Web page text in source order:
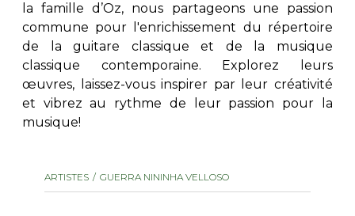
PARTITIONS POUR AUTRES
INSTRUMENTS
PARTITIONS POUR ENSEMBLES
Ensemble de
Orchestre de guitares
Concerto pour
Guitare et un autre
Musique de chambre
la famille d’Oz, nous partageons une passion
commune pour l'enrichissement du répertoire
de la guitare classique et de la musique
classique contemporaine. Explorez leurs
œuvres, laissez-vous inspirer par leur créativité
et vibrez au rythme de leur passion pour la
musique!
ARTISTES GUERRA NININHA VELLOSO